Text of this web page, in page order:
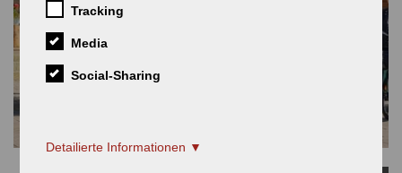
Tracking
Media
Social-Sharing
Detailierte Informationen